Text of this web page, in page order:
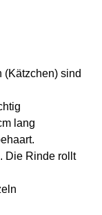
(Kätzchen) sind
lang
Die Rinde rollt